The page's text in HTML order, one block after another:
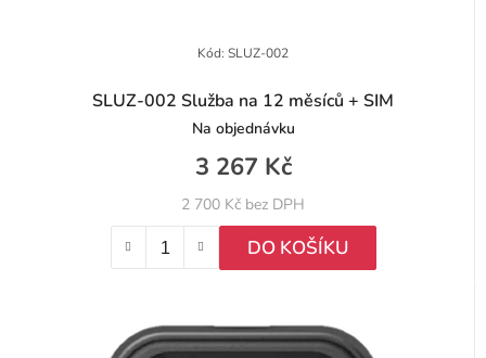
SLUZ-002 Služba na 12 měsíců + SIM
Na objednávku
2 700 Kč bez DPH
3 267 Kč
DO KOŠÍKU
Kód: SLUZ-002